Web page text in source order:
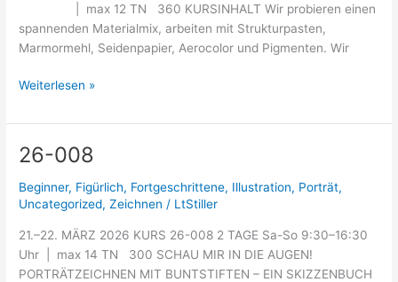
| max 12 TN 360 KURSINHALT Wir probieren einen
spannenden Materialmix, arbeiten mit Strukturpasten,
Marmormehl, Seidenpapier, Aerocolor und Pigmenten. Wir
Weiterlesen »
26-008
Beginner, Figürlich, Fortgeschrittene, Illustration, Porträt,
Uncategorized,Zeichnen / LtStiller
21.–22. MÄRZ 2026 KURS 26-008 2 TAGE Sa-So 9:30–16:30
Uhr | max 14 TN 300 SCHAU MIR IN DIE AUGEN!
PORTRÄTZEICHNEN MIT BUNTSTIFTEN – EIN SKIZZENBUCH
26-